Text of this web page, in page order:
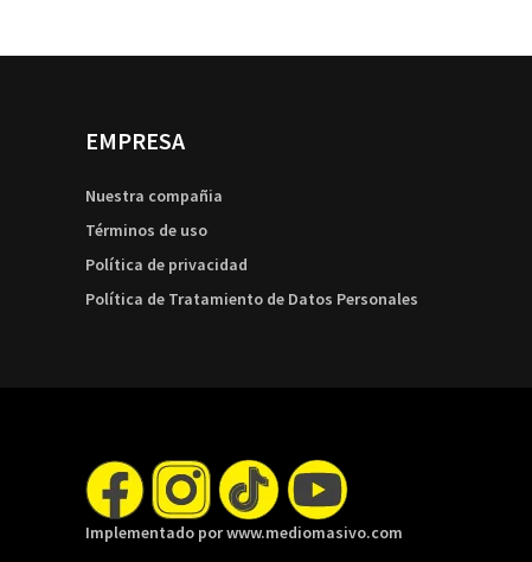
EMPRESA
Nuestra compañia
Términos de uso
Política de privacidad
Política de Tratamiento de Datos Personales
Implementado por www.mediomasivo.com